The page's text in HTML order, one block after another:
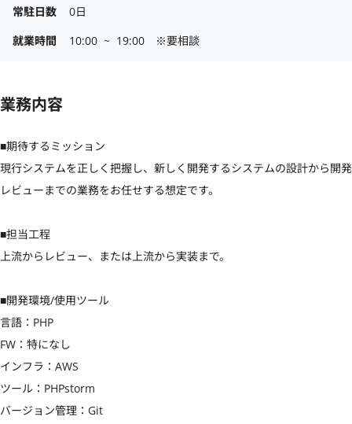
常駐日数
0日
就業時間
10:00  ~  19:00　※要相談
業務内容
■期待するミッション
現行システムを正しく把握し、新しく開発するシステムの設計から開発
レビューまでの業務をお任せする想定です。
■担当工程
上流からレビュー、または上流から実装まで。
■開発環境/使用ツール
言語：PHP
FW：特になし
インフラ：AWS
ツール：PHPstorm
バージョン管理：Git